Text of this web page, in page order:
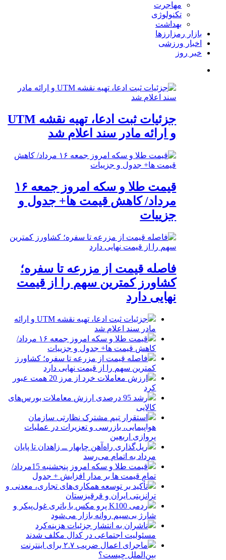
مهاجرت
تکنولوژی
بهداشت
بازار رمزارزها
اخبار ورزشی
خبر روز
جزئیات ثبت ادعا، تهیه نقشه UTM
و ارائه مادر سند اعلام شد
قیمت طلا و سکه امروز جمعه ۱۶
مرداد/ کاهش قیمت ها+ جدول و
جزییات
فاصله قیمت از مزرعه تا سفره؛
کشاورز کمترین سهم را از قیمت
نهایی دارد
جزئیات ثبت ادعا، تهیه نقشه UTM و ارائه
مادر سند اعلام شد
قیمت طلا و سکه امروز جمعه ۱۶ مرداد/
کاهش قیمت ها+ جدول و جزییات
فاصله قیمت از مزرعه تا سفره؛ کشاورز
کمترین سهم را از قیمت نهایی دارد
ارزش معاملات خرد از مرز 20 همت عبور
کرد
رشد 95 درصدی ارزش معاملات بورس‌های
کالایی
استقرار تیم مشترک نظارتی سازمان
هواپیمایی، بازرسی و تعزیرات در عملیات
پروازی اربعین
ریل‌گذاری راه‌آهن چابهار ــ زاهدان تا پایان
مرداد به اتمام می‌رسد
قیمت طلا و سکه امروز پنجشنبه 15مرداد/
تمام قیمت ها بر مدار افزایش + جدول
تأکید بر توسعه همکاری‌های تجاری، معدنی و
ترانزیتی ایران و قرقیزستان
ردمی K100 پرو مکس با باتری غول‌پیکر و
شارژ بی‌سیم روانه بازار می‌شود
ناشران به انتشار جزئیات هزینه‌کرد
مسئولیت اجتماعی در کدال مکلف شدند
ماجرای اعمال ضریب ۲.۷ برای اینترنت
بین‌الملل چیست؟